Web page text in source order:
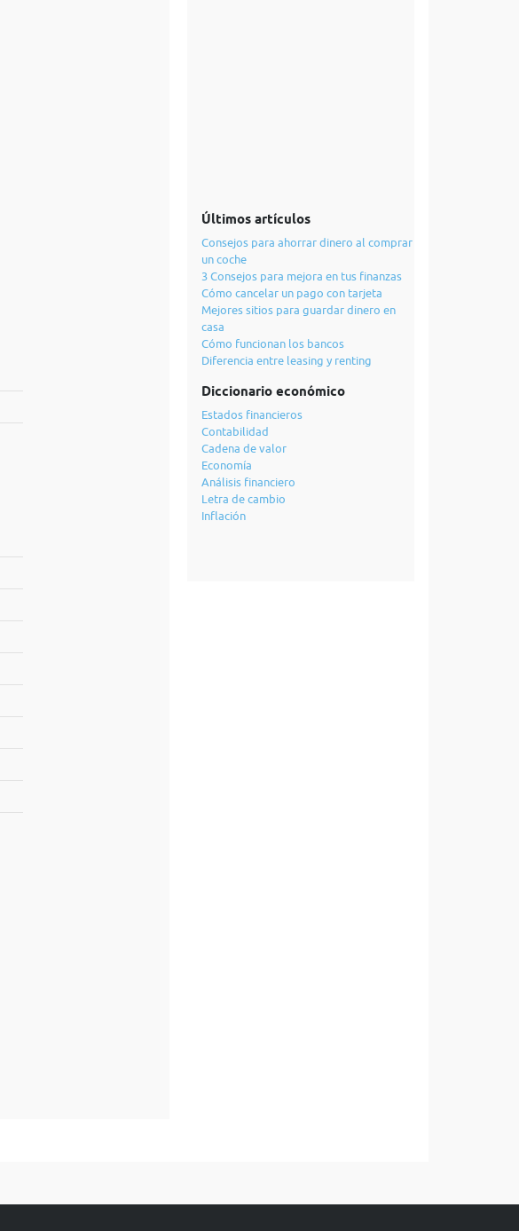
Últimos artículos
Consejos para ahorrar dinero al comprar
un coche
3 Consejos para mejora en tus finanzas
Cómo cancelar un pago con tarjeta
Mejores sitios para guardar dinero en
casa
Cómo funcionan los bancos
Diferencia entre leasing y renting
Diccionario económico
Estados financieros
Contabilidad
Cadena de valor
Economía
Análisis financiero
Letra de cambio
Inflación